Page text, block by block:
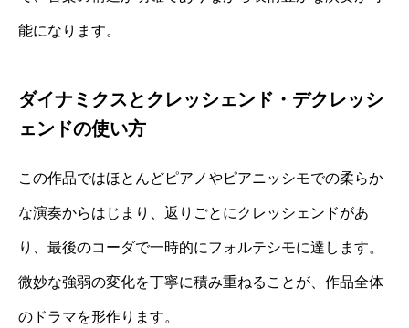
能になります。
ダイナミクスとクレッシェンド・デクレッシ
ェンドの使い方
この作品ではほとんどピアノやピアニッシモでの柔らか
な演奏からはじまり、返りごとにクレッシェンドがあ
り、最後のコーダで一時的にフォルテシモに達します。
微妙な強弱の変化を丁寧に積み重ねることが、作品全体
のドラマを形作ります。